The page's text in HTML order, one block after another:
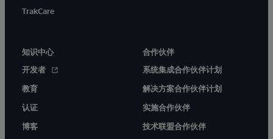
TrakCare
知识中心
开发者
教育
认证
博客
合作伙伴
系统集成合作伙伴计划
解决方案合作伙伴计划
实施合作伙伴
技术联盟合作伙伴